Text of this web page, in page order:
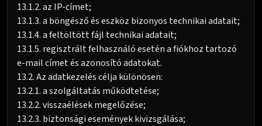
13.1.2. az IP-címet;
13.1.3. a böngésző és eszköz bizonyos technikai adatait;
13.1.4. a feltöltött fájl technikai adatait;
13.1.5. regisztrált felhasználó esetén a fiókhoz tartozó
e-mail címet és azonosító adatokat.
13.2. Az adatkezelés célja különösen:
13.2.1. a szolgáltatás működtetése;
13.2.2. visszaélések megelőzése;
13.2.3. biztonsági események kivizsgálása;